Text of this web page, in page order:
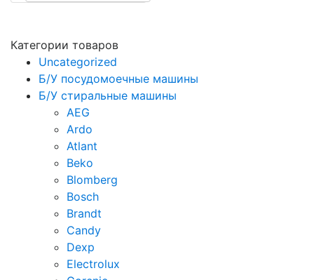
Категории товаров
Uncategorized
Б/У посудомоечные машины
Б/У стиральные машины
AEG
Ardo
Atlant
Beko
Blomberg
Bosch
Brandt
Candy
Dexp
Electrolux